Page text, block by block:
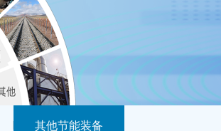
其他节能装备